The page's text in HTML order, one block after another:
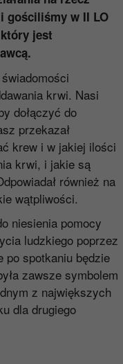
gościliśmy w II LO
jest
krwi. Nasi
dołączyć do
przekazał
krew i w jakiej ilości
krwi, i jakie są
również na
wątpliwości.
niesienia pomocy
ludzkiego poprzez
po spotkaniu będzie
zawsze symbolem
z największych
dla drugiego